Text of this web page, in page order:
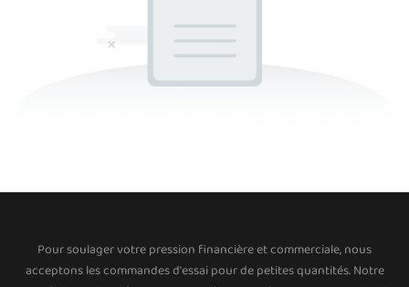
Pour soulager votre pression financière et commerciale, nous
acceptons les commandes d'essai pour de petites quantités. Notre